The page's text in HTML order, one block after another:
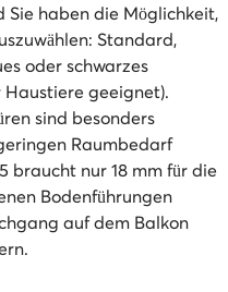
Sie haben die Möglichkeit,
Standard,
oder schwarzes
Haustiere geeignet).
sind besonders
Raumbedarf
braucht nur 18 mm für die
Bodenführungen
auf dem Balkon